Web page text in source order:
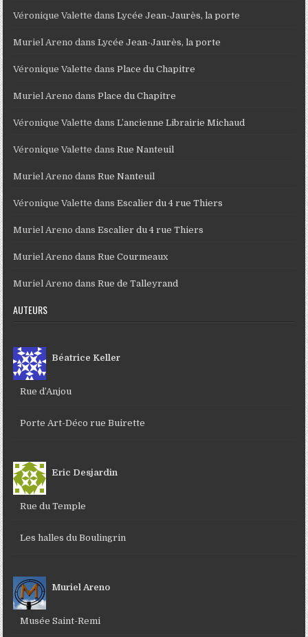
Véronique Valette dansLycée Jean-Jaurès, la porte
Muriel Areno dansLycée Jean-Jaurès, la porte
Véronique Valette dansPlace du Chapitre
Muriel Areno dansPlace du Chapitre
Véronique Valette dansL’ancienne Librairie Michaud
Véronique Valette dansRue Nanteuil
Muriel Areno dansRue Nanteuil
Véronique Valette dansEscalier du 4 rue Thiers
Muriel Areno dansEscalier du 4 rue Thiers
Muriel Areno dansRue Courmeaux
Muriel Areno dansRue de Talleyrand
AUTEURS
Béatrice Keller
Rue d’Anjou
Porte Art-Déco rue Buirette
Eric Desjardin
Rue du Temple
Les halles du Boulingrin
Muriel Areno
Musée Saint-Remi